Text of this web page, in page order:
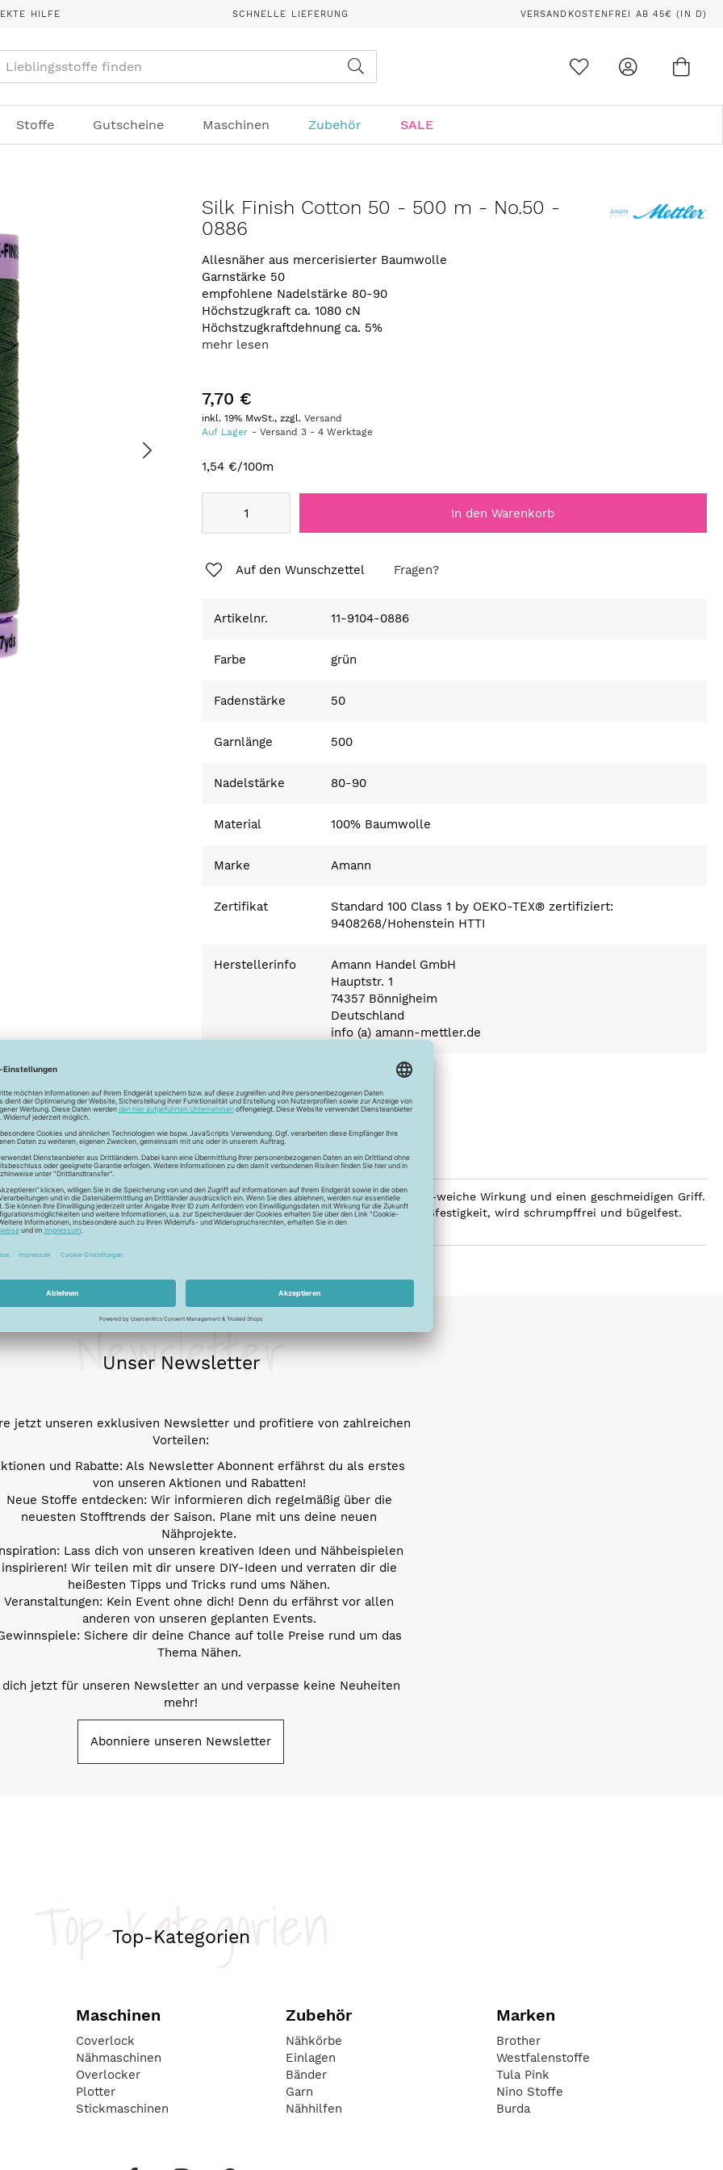
HILFE SCHNELLE LIEFERUNG VERSANDKOSTENFREI AB 45€ (IN D)
Stoffe Gutscheine Maschinen Zubehör SALE
Silk Finish Cotton 50 - 500 m - No.50 -
0886
Allesnäher aus mercerisierter Baumwolle
Garnstärke 50
empfohlene Nadelstärke 80-90
Höchstzugkraft ca. 1080 cN
Höchstzugkraftdehnung ca. 5%
mehr lesen
7,70 €
inkl. 19% MwSt., zzgl.Versand
Auf Lager
Versand3 -4 Werktage
1,54 €/100m
In den Warenkorb
Auf den Wunschzettel Fragen?
Artikelnr. 11-9104-0886
Farbe grün
Fadenstärke 50
Garnlänge 500
Nadelstärke 80-90
Material 100% Baumwolle
Marke Amann
Zertifikat
Standard 100 Class 1 by OEKO-TEX® zertifiziert:
9408268/Hohenstein HTTI
Herstellerinfo
Amann Handel GmbH
Hauptstr. 1
74357 Bönnigheim
Deutschland
info (a) amann-mettler.de
für feinste Baumwollkreationen. Das Garn besticht durch eine luxuriös-weiche Wirkung und einen geschmeidigen Griff.
Durch den Mercerisationsprozess erlangt das Garn eine hohe Reißfestigkeit, wird schrumpffrei und bügelfest.
und kann auch nicht gebleicht werden.
Unser Newsletter
Newsletter
jetzt unseren exklusiven Newsletter und profitiere von zahlreichen
Vorteilen:
und Rabatte: Als Newsletter Abonnent erfährst du als erstes
von unseren Aktionen und Rabatten!
Neue Stoffe entdecken: Wir informieren dich regelmäßig über die
neuesten Stofftrends der Saison. Plane mit uns deine neuen
Nähprojekte.
Lass dich von unseren kreativen Ideen und Nähbeispielen
inspirieren! Wir teilen mit dir unsere DIY-Ideen und verraten dir die
heißesten Tipps und Tricks rund ums Nähen.
Veranstaltungen: Kein Event ohne dich! Denn du erfährst vor allen
anderen von unseren geplanten Events.
Sichere dir deine Chance auf tolle Preise rund um das
Thema Nähen.
dich jetzt für unseren Newsletter an und verpasse keine Neuheiten
mehr!
Abonniere unseren Newsletter
Top-Kategorien
Top-Kategorien
Maschinen
Coverlock
Nähmaschinen
Overlocker
Plotter
Stickmaschinen
Zubehör
Nähkörbe
Einlagen
Bänder
Garn
Nähhilfen
Marken
Brother
Westfalenstoffe
Tula Pink
Nino Stoffe
Burda